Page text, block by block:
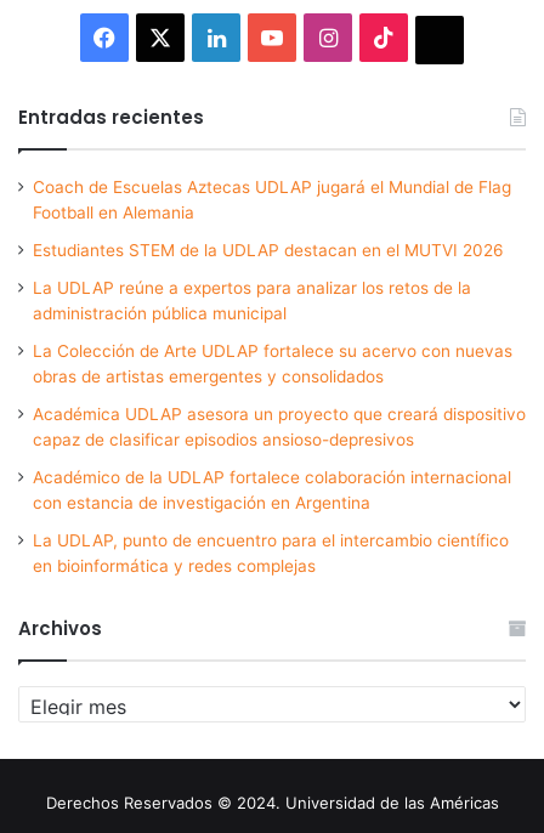
Facebook LinkedInYouTubeInstagram
Entradas recientes
Coach de Escuelas Aztecas UDLAP jugará el Mundial de Flag
Football en Alemania
Estudiantes STEM de la UDLAP destacan en el MUTVI 2026
La UDLAP reúne a expertos para analizar los retos de la
administración pública municipal
La Colección de Arte UDLAP fortalece su acervo con nuevas
obras de artistas emergentes y consolidados
Académica UDLAP asesora un proyecto que creará dispositivo
capaz de clasificar episodios ansioso-depresivos
Académico de la UDLAP fortalece colaboración internacional
con estancia de investigación en Argentina
La UDLAP, punto de encuentro para el intercambio científico
en bioinformática y redes complejas
Archivos
Archivos
Derechos Reservados © 2024. Universidad de las Américas